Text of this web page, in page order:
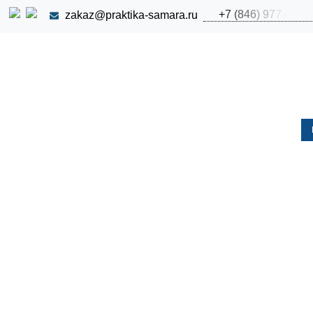
zakaz@praktika-samara.ru +7 (846) 977